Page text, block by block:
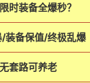
时装备全爆秒？
/装备保值/终极乱爆
套路可养老